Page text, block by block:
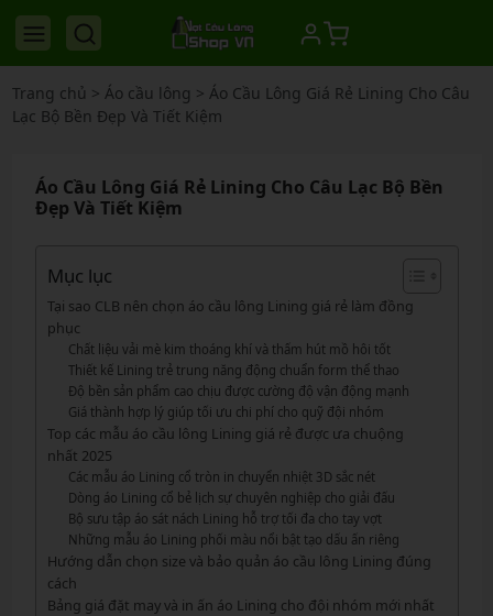
Trang chủ > Áo cầu lông > Áo Cầu Lông Giá Rẻ Lining Cho Câu
Lạc Bộ Bền Đẹp Và Tiết Kiệm
Áo Cầu Lông Giá Rẻ Lining Cho Câu Lạc Bộ Bền
Đẹp Và Tiết Kiệm
Mục lục
Tại sao CLB nên chọn áo cầu lông Lining giá rẻ làm đồng
phục
Chất liệu vải mè kim thoáng khí và thấm hút mồ hôi tốt
Thiết kế Lining trẻ trung năng động chuẩn form thể thao
Độ bền sản phẩm cao chịu được cường độ vận động mạnh
Giá thành hợp lý giúp tối ưu chi phí cho quỹ đội nhóm
Top các mẫu áo cầu lông Lining giá rẻ được ưa chuộng
nhất 2025
Các mẫu áo Lining cổ tròn in chuyển nhiệt 3D sắc nét
Dòng áo Lining cổ bẻ lịch sự chuyên nghiệp cho giải đấu
Bộ sưu tập áo sát nách Lining hỗ trợ tối đa cho tay vợt
Những mẫu áo Lining phối màu nổi bật tạo dấu ấn riêng
Hướng dẫn chọn size và bảo quản áo cầu lông Lining đúng
cách
Bảng giá đặt may và in ấn áo Lining cho đội nhóm mới nhất